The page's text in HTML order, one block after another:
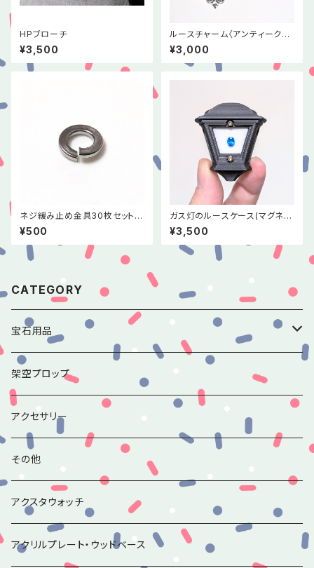
HPブローチ
¥3,500
ルースチャーム〈アンティークミ
ラー3〉
¥3,000
ネジ緩み止め金具30枚セット
(スプリングワッシャー)
¥500
ガス灯のルースケース(マグネッ
トタイプ)
¥3,500
CATEGORY
宝石用品
香水瓶のルースチャームシリーズ
アンティークミラーのルースチャームシリーズ
その他ルースチャーム
架空プロップ
アクセサリー
その他
アクスタウォッチ
アクリルプレート・ウッドベース